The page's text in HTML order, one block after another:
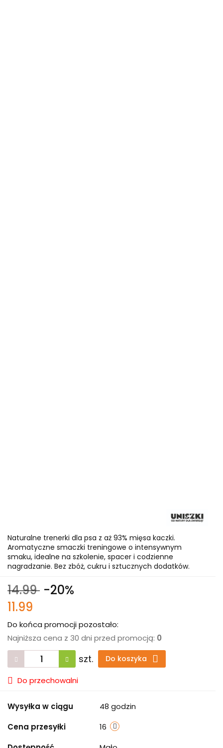
Naturalne trenerki dla psa z aż 93% mięsa kaczki.
Aromatyczne smaczki treningowe o intensywnym
smaku, idealne na szkolenie, spacer i codzienne
nagradzanie. Bez zbóż, cukru i sztucznych dodatków.
14.99 -20%
11.99
Do końca promocji pozostało:
Najniższa cena z 30 dni przed promocją: 0
szt. Do koszyka
Do przechowalni
Wysyłka w ciągu
48 godzin
Cena przesyłki
16